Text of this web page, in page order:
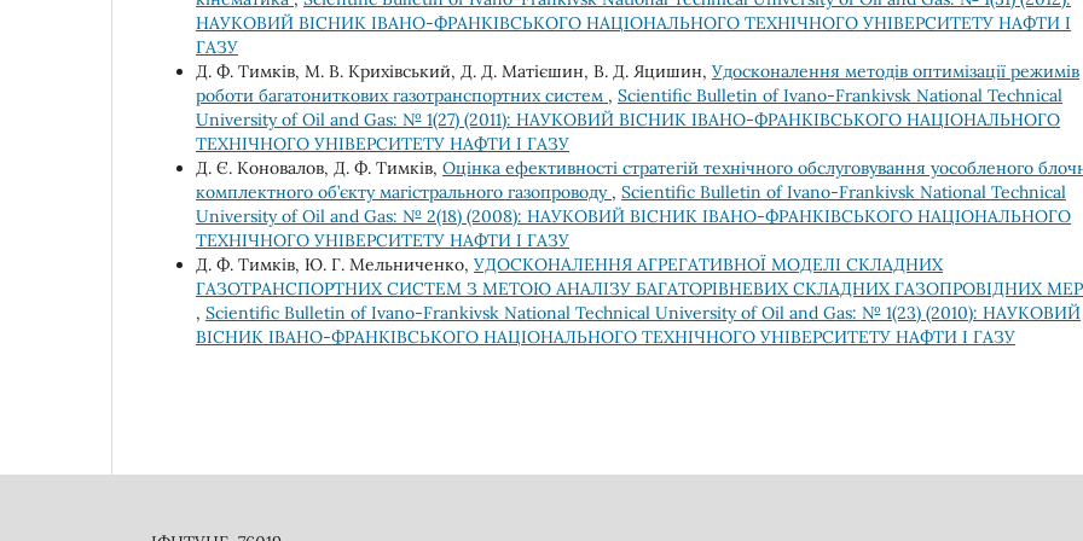
НАУКОВИЙ ВІСНИК ІВАНО-ФРАНКІВСЬКОГО НАЦІОНАЛЬНОГО ТЕХНІЧНОГО УНІВЕРСИТЕТУ НАФТИ І
ГАЗУ
Д. Ф. Тимків, М. В. Крихівський, Д. Д. Матієшин, В. Д. Яцишин, Удосконалення методів оптимізації режимів
роботи багатониткових газотранспортних систем , Scientific Bulletin of Ivano-Frankivsk National Technical
University of Oil and Gas: № 1(27) (2011): НАУКОВИЙ ВІСНИК ІВАНО-ФРАНКІВСЬКОГО НАЦІОНАЛЬНОГО
ТЕХНІЧНОГО УНІВЕРСИТЕТУ НАФТИ І ГАЗУ
Д. Є. Коновалов, Д. Ф. Тимків, Оцінка ефективності стратегій технічного обслуговування уособленого
комплектного об’єкту магістрального газопроводу , Scientific Bulletin of Ivano-Frankivsk National Technical
University of Oil and Gas: № 2(18) (2008): НАУКОВИЙ ВІСНИК ІВАНО-ФРАНКІВСЬКОГО НАЦІОНАЛЬНОГО
ТЕХНІЧНОГО УНІВЕРСИТЕТУ НАФТИ І ГАЗУ
Д. Ф. Тимків, Ю. Г. Мельниченко, УДОСКОНАЛЕННЯ АГРЕГАТИВНОЇ МОДЕЛІ СКЛАДНИХ
ГАЗОТРАНСПОРТНИХ СИСТЕМ З МЕТОЮ АНАЛІЗУ БАГАТОРІВНЕВИХ СКЛАДНИХ ГАЗОПРОВІДНИХ
, Scientific Bulletin of Ivano-Frankivsk National Technical University of Oil and Gas: № 1(23) (2010): НАУКОВИЙ
ВІСНИК ІВАНО-ФРАНКІВСЬКОГО НАЦІОНАЛЬНОГО ТЕХНІЧНОГО УНІВЕРСИТЕТУ НАФТИ І ГАЗУ